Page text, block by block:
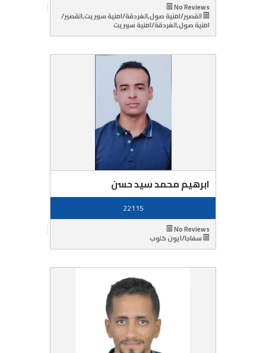
No Reviews
القصير/امنية صول,الغردقة/امنية سبيريت,القصير/
امنية صول,الغردقة/امنية سبيريت
ابرهيم محمد سيد حسن
22115
No Reviews
سفاجا/ايون كلوب